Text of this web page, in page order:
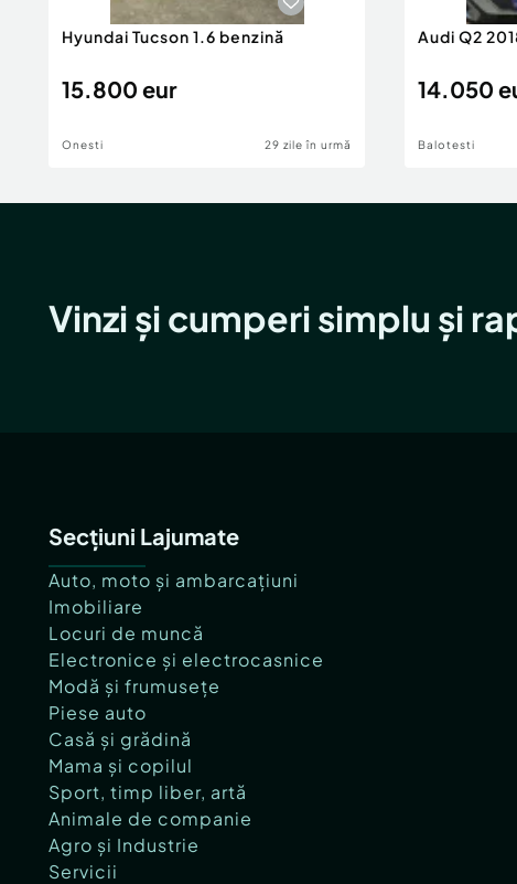
Hyundai Tucson 1.6 benzină
15.800 eur
Onesti 29 zile în urmă
Audi Q2
14.050
Balotesti
Vinzi și cumperi simplu și
Secțiuni Lajumate
Auto, moto și ambarcațiuni
Imobiliare
Locuri de muncă
Electronice și electrocasnice
Modă și frumusețe
Piese auto
Casă și grădină
Mama și copilul
Sport, timp liber, artă
Animale de companie
Agro și Industrie
Servicii